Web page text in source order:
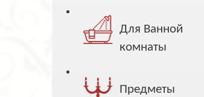
Для Ванной
комнаты
Предметы